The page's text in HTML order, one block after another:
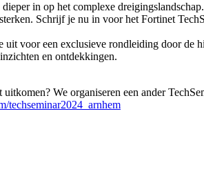
in op het complexe
Schrijf je nu in voor het Fortinet
uit voor een exclusieve rondleiding door de
en ontdekkingen.
We organiseren een ander
techseminar2024_arnhem